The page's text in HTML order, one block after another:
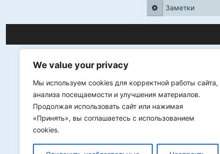
We value your privacy
Мы используем cookies для корректной работы сайта,
анализа посещаемости и улучшения материалов.
Продолжая использовать сайт или нажимая
«Принять», вы соглашаетесь с использованием
cookies.
Заметки